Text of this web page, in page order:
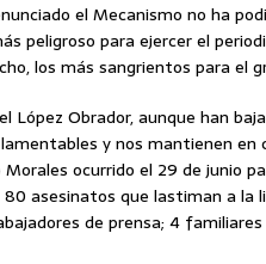
el Mecanismo no ha
peligroso para ejercer el
los más sangrientos para el
López Obrador, aunque han
y nos mantienen en
ocurrido el 29 de junio
asesinatos que lastiman a la
de prensa; 4 familiares